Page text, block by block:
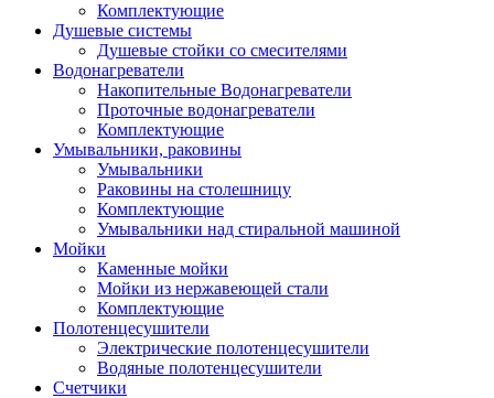
Комплектующие
Душевые системы
Душевые стойки со смесителями
Водонагреватели
Накопительные Водонагреватели
Проточные водонагреватели
Комплектующие
Умывальники, раковины
Умывальники
Раковины на столешницу
Комплектующие
Умывальники над стиральной машиной
Мойки
Каменные мойки
Мойки из нержавеющей стали
Комплектующие
Полотенцесушители
Электрические полотенцесушители
Водяные полотенцесушители
Счетчики